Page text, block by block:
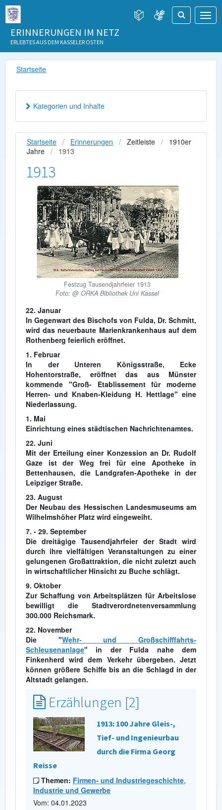
ERINNERUNGEN IM NETZ
ERLEBTES AUS DEM KASSELER OSTEN
Startseite
Startseite Erinnerungen Zeitleiste
1910er
Jahre
1913
1913
Festzug Tausendjahrfeier 1913
Foto: @ ORKA Bibliothek Uni Kassel
22. Januar
In Gegenwart des Bischofs von Fulda, Dr. Schmitt,
wird das neuerbaute Marienkrankenhaus auf dem
Rothenberg feierlich eröffnet.
1. Februar
In der Unteren Königsstraße, Ecke
Hohentorstraße, eröffnet das aus Münster
kommende "Groß- Etablissement für moderne
Herren- und Knaben-Kleidung H. Hettlage" eine
Niederlassung.
1. Mai
Einrichtung eines städtischen Nachrichtenamtes.
22. Juni
Mit der Erteilung einer Konzession an Dr. Rudolf
Gaze ist der Weg frei für eine Apotheke in
Bettenhausen, die Landgrafen-Apotheke in der
Leipziger Straße.
23. August
Der Neubau des Hessischen Landesmuseums am
Wilhelmshöher Platz wird eingeweiht.
7. - 29. September
Die dreitägige Tausendjahrfeier der Stadt wird
durch ihre vielfältigen Veranstaltungen zu einer
gelungenen Großattraktion, die nicht zuletzt auch
in wirtschaftlicher Hinsicht zu Buche schlägt.
9. Oktober
Zur Schaffung von Arbeitsplätzen für Arbeitslose
bewilligt die Stadtverordnetenversammlung
300.000 Reichsmark.
22. November
Die "Wehr- und Großschifffahrts-
Schleusenanlage" in der Fulda nahe dem
Finkenherd wird dem Verkehr übergeben. Jetzt
können größere Schiffe bis an die Schlagd in der
Altstadt gelangen.
Erzählungen [2]
1913: 100 Jahre Gleis-,
Tief- und Ingenieurbau
durch die Firma Georg
Reisse
Themen: Firmen- und Industriegeschichte,
Industrie und Gewerbe
Vom: 04.01.2023
Kategorien und Inhalte